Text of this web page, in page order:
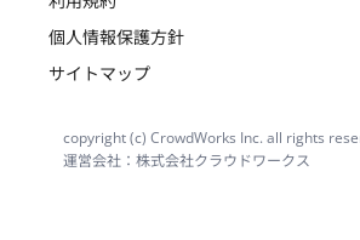
個人情報保護方針
サイトマップ
copyright (c) CrowdWorks Inc. all rights
運営会社：株式会社クラウドワークス